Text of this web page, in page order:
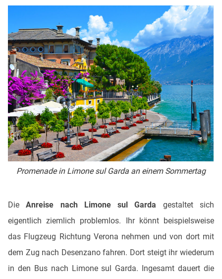
Promenade in Limone sul Garda an einem Sommertag
DieAnreise nach Limone sul Garda gestaltet sich
eigentlich ziemlich problemlos. Ihr könnt beispielsweise
das Flugzeug Richtung Verona nehmen und von dort mit
dem Zug nach Desenzano fahren. Dort steigt ihr wiederum
in den Bus nach Limone sul Garda. Ingesamt dauert die